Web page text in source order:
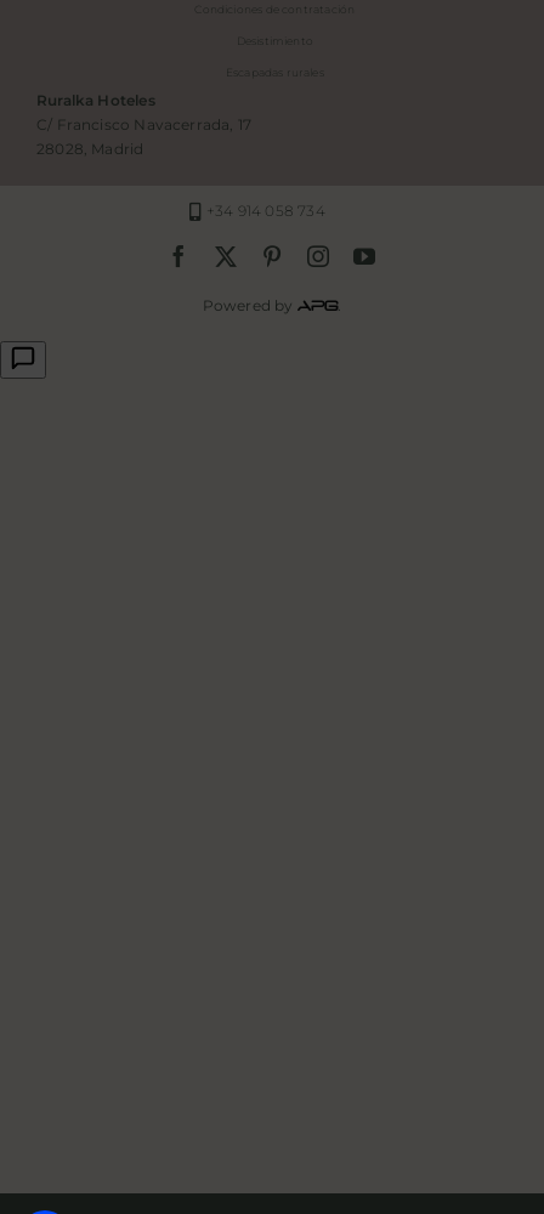
Condiciones de contratación
Desistimiento
Escapadas rurales
Ruralka Hoteles
C/ Francisco Navacerrada, 17
28028, Madrid
+34 914 058 734
Powered by APG.